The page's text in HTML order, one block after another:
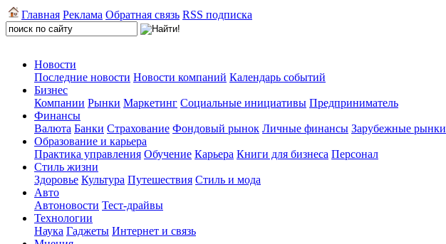
Главная Реклама Обратная связь RSS подписка
Новости
Последние новости Новости компаний Календарь событий
Бизнес
Компании Рынки Маркетинг Социальные инициативы Предприниматель
Финансы
Валюта Банки Страхование Фондовый рынок Личные финансы Зарубежные рынки
Образование и карьера
Практика управления Обучение Карьера Книги для бизнеса Персонал
Стиль жизни
Здоровье Культура Путешествия Стиль и мода
Авто
Автоновости Тест-драйвы
Технологии
Наука Гаджеты Интернет и связь